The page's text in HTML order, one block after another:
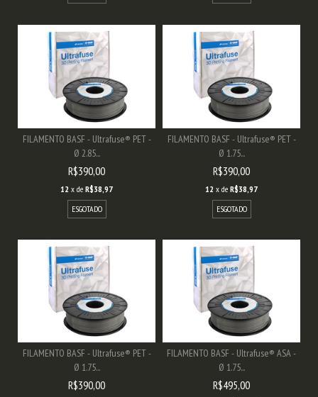
FILAMENTO BASF - Ultrafuse® PET -
Ø 2.85...
R$390,00
12 x de R$38,97
ESGOTADO
FILAMENTO BASF - Ultrafuse® PET -
Ø 1.75...
R$390,00
12 x de R$38,97
ESGOTADO
FILAMENTO BASF - Ultrafuse® PET -
Ø 1.75...
R$390,00
FILAMENTO BASF - Ultrafuse® ASA -
Ø 1.75...
R$495,00